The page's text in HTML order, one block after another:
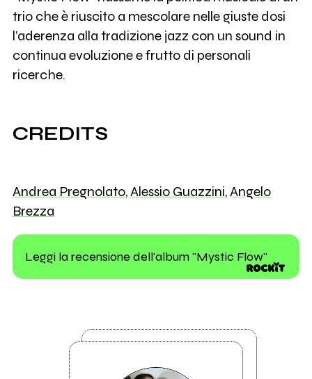
trio che è riuscito a mescolare nelle giuste dosi
l’aderenza alla tradizione jazz con un sound in
continua evoluzione e frutto di personali
ricerche.
CREDITS
Andrea Pregnolato,Alessio Guazzini,Angelo
Brezza
Leggi la recensione dell'album "Mystic Flow"